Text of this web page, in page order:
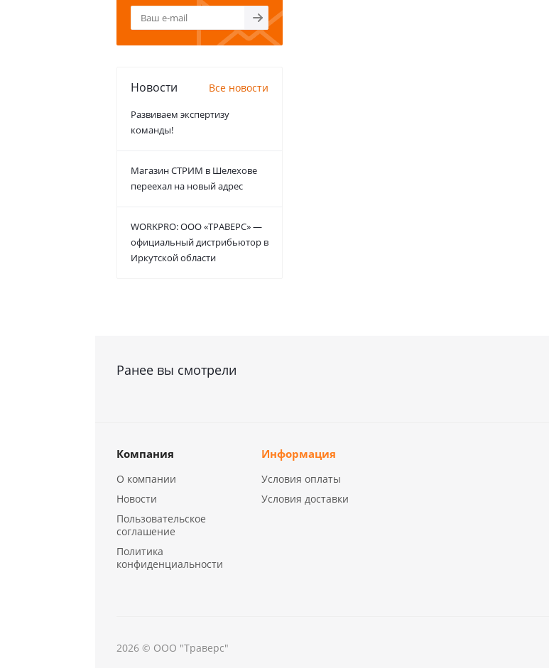
Новости Все новости
Развиваем экспертизу
команды!
Магазин СТРИМ в Шелехове
переехал на новый адрес
WORKPRO: ООО «ТРАВЕРС» —
официальный дистрибьютор в
Иркутской области
Ранее вы смотрели
Компания
О компании
Новости
Пользовательское
соглашение
Политика
конфиденциальности
Информация
Условия оплаты
Условия доставки
2026 © ООО "Траверс"